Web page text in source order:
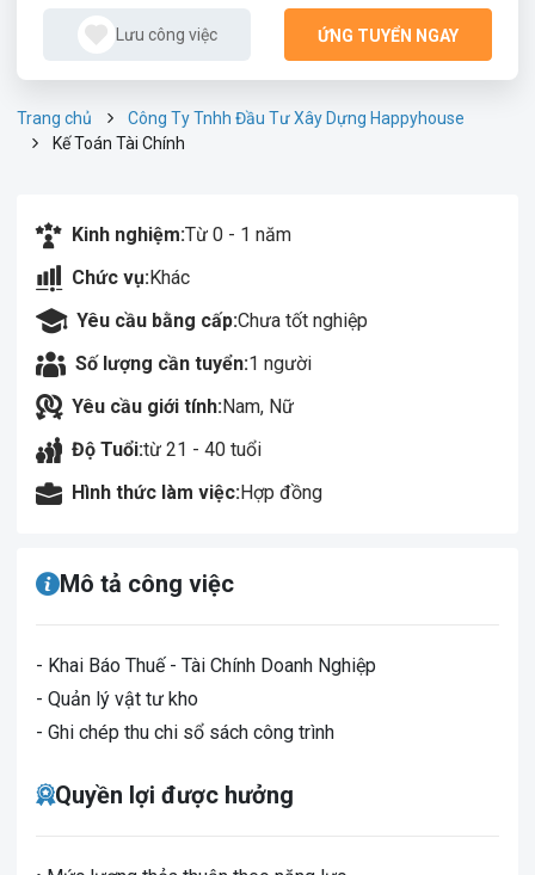
Lưu công việc ỨNG TUYỂN NGAY
Trang chủ
Công Ty Tnhh Đầu Tư Xây Dựng Happyhouse
Kế Toán Tài Chính
Kinh nghiệm:Từ 0 - 1 năm
Chức vụ:Khác
Yêu cầu bằng cấp:Chưa tốt nghiệp
Số lượng cần tuyển:1 người
Yêu cầu giới tính:Nam, Nữ
Độ Tuổi:từ 21 - 40 tuổi
Hình thức làm việc:Hợp đồng
Mô tả công việc
- Khai Báo Thuế - Tài Chính Doanh Nghiệp
- Quản lý vật tư kho
- Ghi chép thu chi sổ sách công trình
Quyền lợi được hưởng